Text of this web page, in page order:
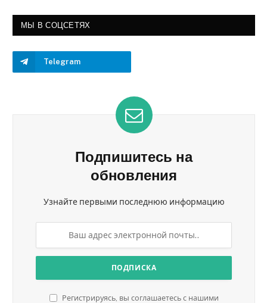
МЫ В СОЦСЕТЯХ
Telegram
Подпишитесь на
обновления
Узнайте первыми последнюю информацию
Регистрируясь, вы соглашаетесь с нашими